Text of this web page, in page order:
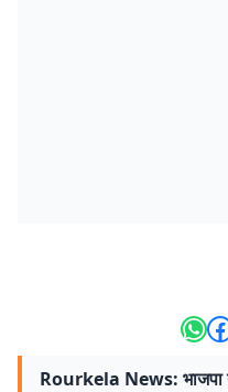
Rourkela News: भाजपा